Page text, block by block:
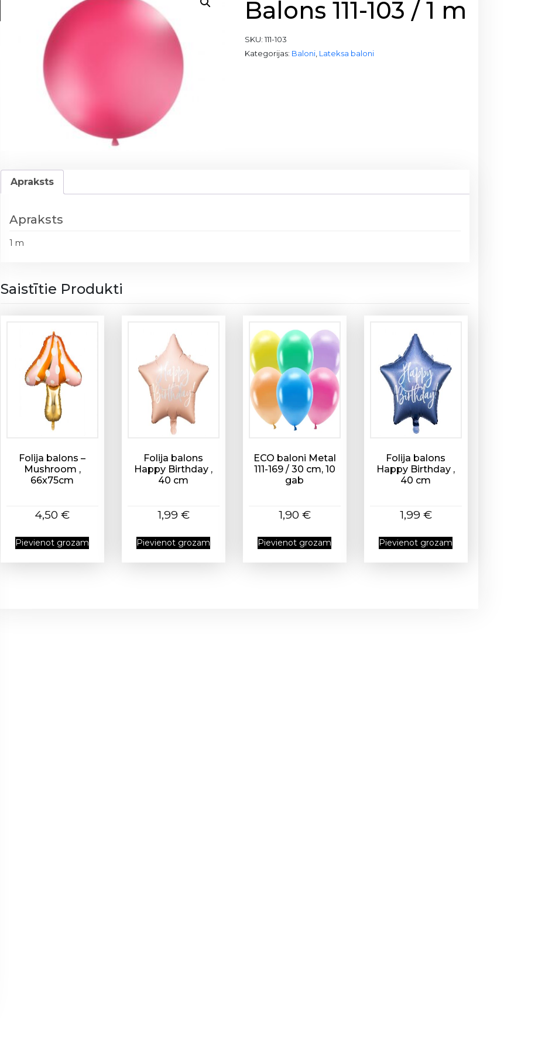
Balons 111-103 / 1 m
SKU: 111-103
Kategorijas: Baloni, Lateksa baloni
Apraksts
Apraksts
1 m
Saistītie Produkti
Folija balons –
Mushroom ,
66x75cm
4,50€
Pievienot grozam
Folija balons
Happy Birthday ,
40 cm
1,99 €
Pievienot grozam
ECO baloni Metal
111-169 / 30 cm, 10
gab
1,90 €
Pievienot grozam
Folija balons
Happy Birthday ,
40 cm
1,99 €
Pievienot grozam